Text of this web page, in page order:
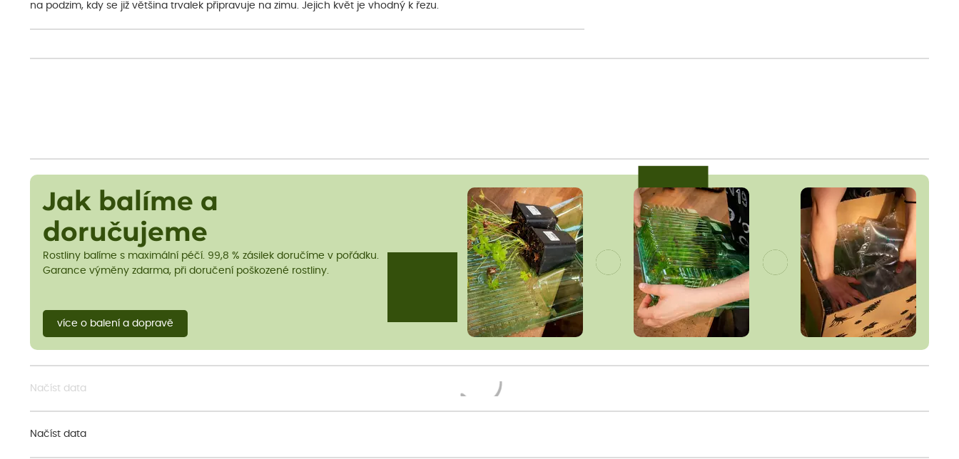
na podzim, kdy se již většina trvalek připravuje na zimu. Jejich květ je vhodný k řezu.
Jak balíme a
doručujeme
Rostliny balíme s maximální péčí. 99,8 % zásilek doručíme v pořádku.
Garance výměny zdarma, při doručení poškozené rostliny.
více o balení a dopravě
Načíst data
Načíst data